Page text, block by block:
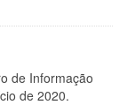
de Informação
de 2020.